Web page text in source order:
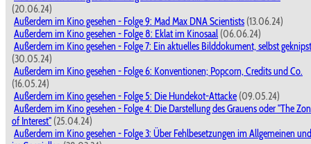
(20.06.24)
Außerdem im Kino gesehen - Folge 9: Mad Max DNA Scientists (13.06.24)
Außerdem im Kino gesehen - Folge 8: Eklat im Kinosaal (06.06.24)
Außerdem im Kino gesehen - Folge 7: Ein aktuelles Bilddokument, selbst geknipst
(30.05.24)
Außerdem im Kino gesehen - Folge 6: Konventionen; Popcorn, Credits und Co.
(16.05.24)
Außerdem im Kino gesehen - Folge 5: Die Hundekot-Attacke (09.05.24)
Außerdem im Kino gesehen - Folge 4: Die Darstellung des Grauens oder "The
of Interest" (25.04.24)
Außerdem im Kino gesehen - Folge 3: Über Fehlbesetzungen im Allgemeinen und